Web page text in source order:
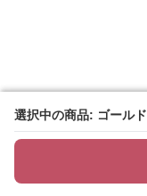
選択中の商品: ゴールド
選択中の商品: ゴールド